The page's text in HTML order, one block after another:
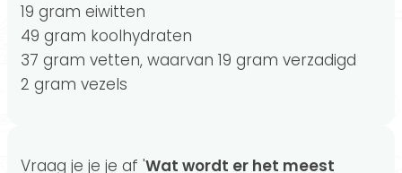
19 gram eiwitten
49 gram koolhydraten
37 gram vetten, waarvan 19 gram verzadigd
2 gram vezels
Vraag je je je af 'Wat wordt er het meest